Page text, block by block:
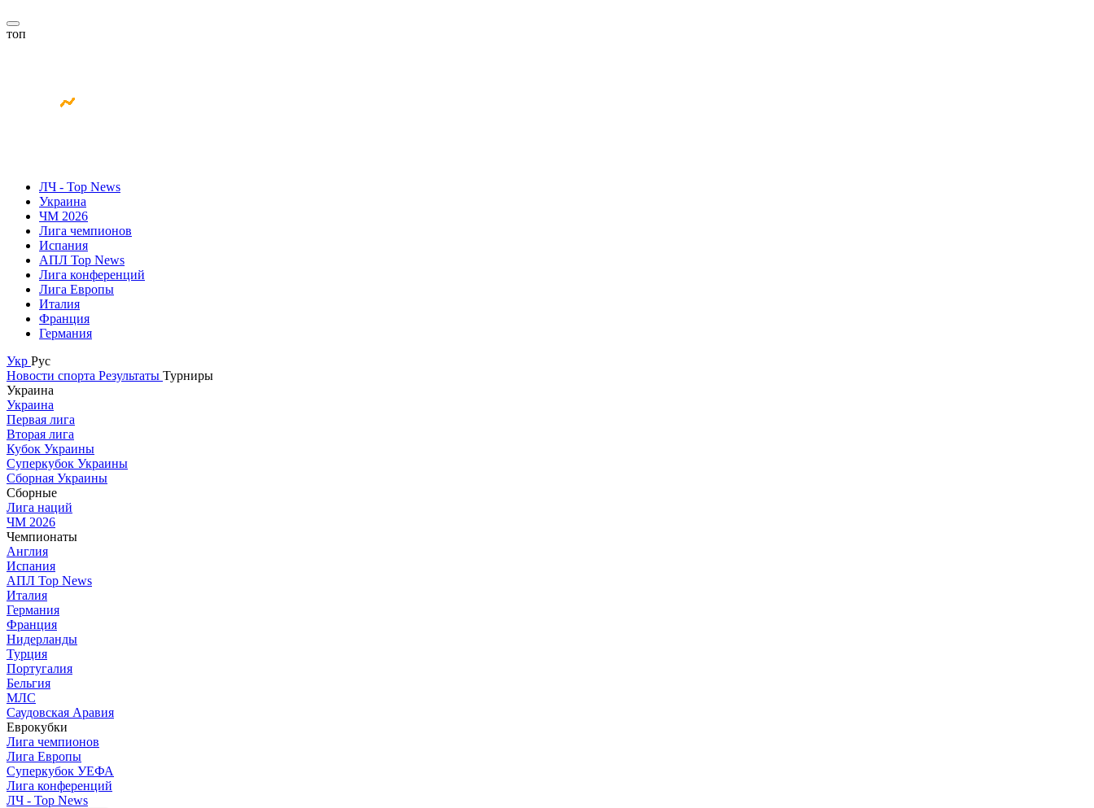
топ
ЛЧ - Top News
Украина
ЧМ 2026
Лига чемпионов
Испания
АПЛ Top News
Лига конференций
Лига Европы
Италия
Франция
Германия
Укр Рус
Новости спорта Результаты Турниры
Украина
Украина
Первая лига
Вторая лига
Кубок Украины
Суперкубок Украины
Сборная Украины
Сборные
Лига наций
ЧМ 2026
Чемпионаты
Англия
Испания
АПЛ Top News
Италия
Германия
Франция
Нидерланды
Турция
Португалия
Бельгия
МЛС
Саудовская Аравия
Еврокубки
Лига чемпионов
Лига Европы
Суперкубок УЕФА
Лига конференций
ЛЧ - Top News